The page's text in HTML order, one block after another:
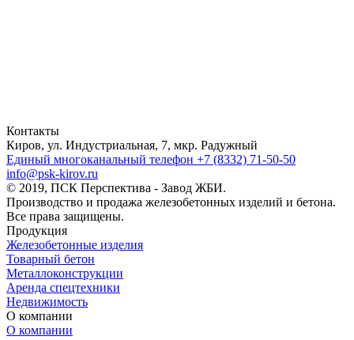
Контакты
Киров, ул. Индустриальная, 7, мкр. Радужный
Единый многоканальный телефон +7 (8332) 71-50-50
info@psk-kirov.ru
© 2019, ПСК Перспектива - Завод ЖБИ.
Производство и продажа железобетонных изделий и бетона.
Все права защищены.
Продукция
Железобетонные изделия
Товарный бетон
Металлоконструкции
Аренда спецтехники
Недвижимость
О компании
О компании